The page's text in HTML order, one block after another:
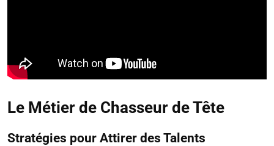
Le Métier de Chasseur de Tête
Stratégies pour Attirer des Talents